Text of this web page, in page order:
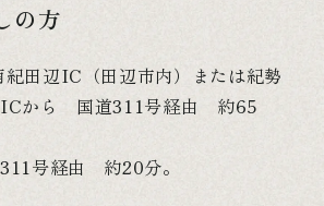
の方
田辺IC（田辺市内）または紀勢
ICから 国道311号経由 約65
号経由 約20分。